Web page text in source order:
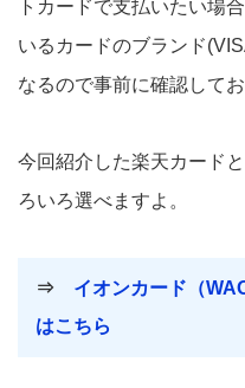
トカードで支払いたい場
いるカードのブランド
なるので事前に確認してお
今回紹介した楽天カード
ろいろ選べますよ。
⇒ イオンカード（
はこちら